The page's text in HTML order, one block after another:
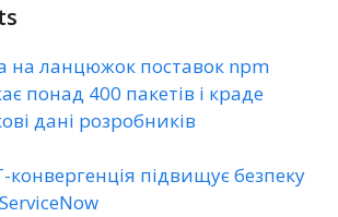
на ланцюжок поставок npm
понад 400 пакетів і краде
дані розробників
конвергенція підвищує безпеку